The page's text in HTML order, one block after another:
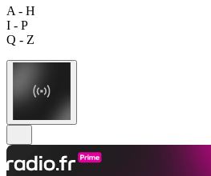
A - H
I - P
Q - Z